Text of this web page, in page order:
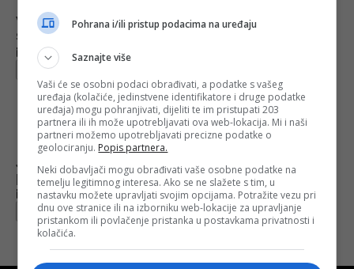
VIDEO / Uragan Milton stigao na floridu, za
sobom ostavlja pustoš
Objavljeno:
10. 10. 2024.
Opširnije
Jak vjetar, grmljavina i pljuskovi: Europi se
približava megaciklona koja liči na uragan
Objavljeno:30. 03. 2023.
Opširnije
Pohrana i/ili pristup podacima na uređaju
Saznajte više
Vaši će se osobni podaci obrađivati, a podatke s vašeg
uređaja (kolačiće, jedinstvene identifikatore i druge podatke
uređaja) mogu pohranjivati, dijeliti te im pristupati 203
partnera ili ih može upotrebljavati ova web-lokacija. Mi i naši
partneri možemo upotrebljavati precizne podatke o
geolociranju. Popis partnera.
Neki dobavljači mogu obrađivati vaše osobne podatke na
temelju legitimnog interesa. Ako se ne slažete s tim, u
nastavku možete upravljati svojim opcijama. Potražite vezu pri
dnu ove stranice ili na izborniku web-lokacije za upravljanje
pristankom ili povlačenje pristanka u postavkama privatnosti i
kolačića.